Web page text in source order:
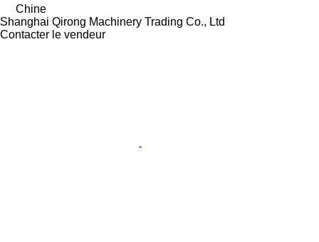
Chine
Shanghai Qirong Machinery Trading Co., Ltd
Contacter le vendeur